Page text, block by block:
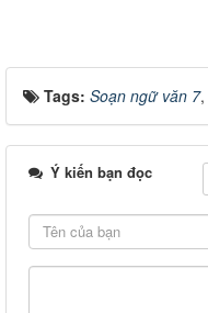
Tags: Soạn ngữ văn 7,
Ý kiến bạn đọc